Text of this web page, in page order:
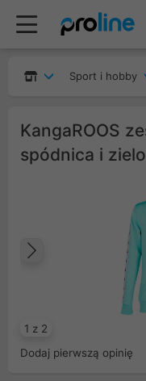
Sport i hobby
KangaROOS
spódnica i
1 z 2
Poprzedni
Dodaj pierwszą opinię